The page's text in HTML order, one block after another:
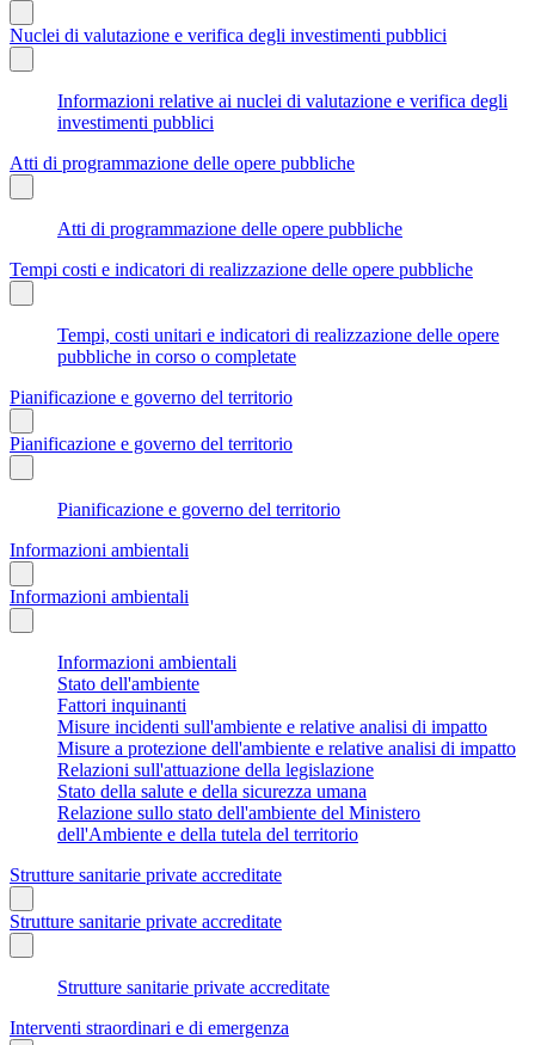
Nuclei di valutazione e verifica degli investimenti pubblici
Informazioni relative ai nuclei di valutazione e verifica degli
investimenti pubblici
Atti di programmazione delle opere pubbliche
Atti di programmazione delle opere pubbliche
Tempi costi e indicatori di realizzazione delle opere pubbliche
Tempi, costi unitari e indicatori di realizzazione delle opere
pubbliche in corso o completate
Pianificazione e governo del territorio
Pianificazione e governo del territorio
Pianificazione e governo del territorio
Informazioni ambientali
Informazioni ambientali
Informazioni ambientali
Stato dell'ambiente
Fattori inquinanti
Misure incidenti sull'ambiente e relative analisi di impatto
Misure a protezione dell'ambiente e relative analisi di impatto
Relazioni sull'attuazione della legislazione
Stato della salute e della sicurezza umana
Relazione sullo stato dell'ambiente del Ministero
dell'Ambiente e della tutela del territorio
Strutture sanitarie private accreditate
Strutture sanitarie private accreditate
Strutture sanitarie private accreditate
Interventi straordinari e di emergenza